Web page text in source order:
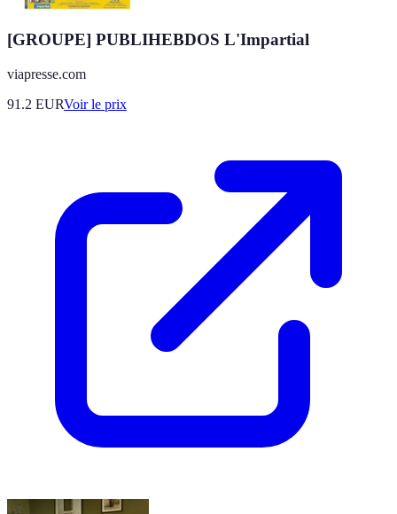
[GROUPE] PUBLIHEBDOS L'Impartial
viapresse.com
91.2 EURVoir le prix